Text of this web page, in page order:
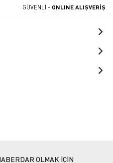
GÜVENLİ - ONLINE ALIŞVERİŞ
OLMAK İÇİN